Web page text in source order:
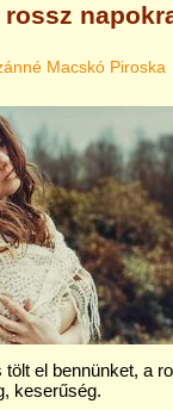
rossz
Macskó Piroska
tölt el bennünket, a
keserűség.